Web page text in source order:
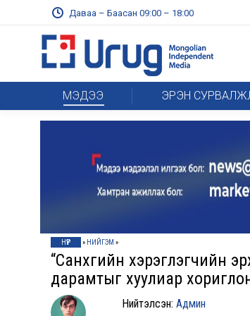
Даваа – Баасан 09:00 – 18:00
МЭДЭЭ ЭРЭН
НҮҮР » НИЙГЭМ »
“Санхүүгийн хэрэглэгчийн
дарамтыг хуулиар
Нийтэлсэн:Админ